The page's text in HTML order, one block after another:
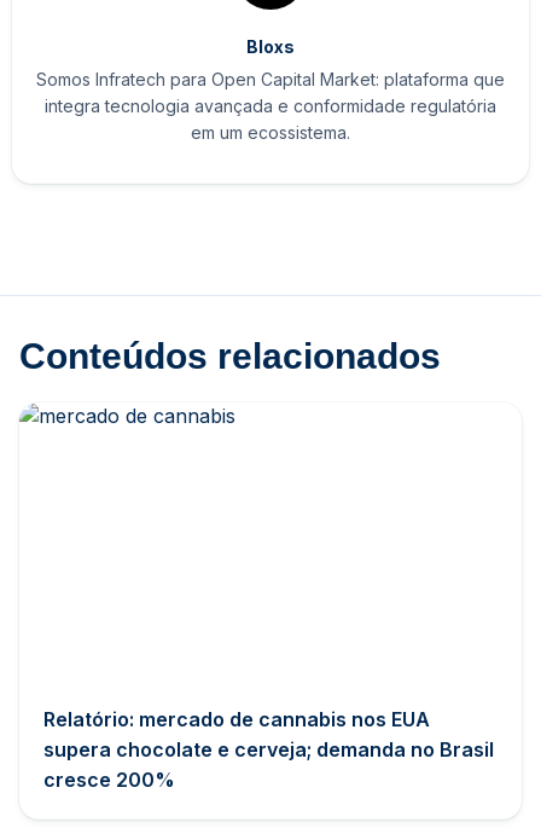
Bloxs
Somos Infratech para Open Capital Market: plataforma que
integra tecnologia avançada e conformidade regulatória
em um ecossistema.
Conteúdos relacionados
Relatório: mercado de cannabis nos EUA
supera chocolate e cerveja; demanda no Brasil
cresce 200%